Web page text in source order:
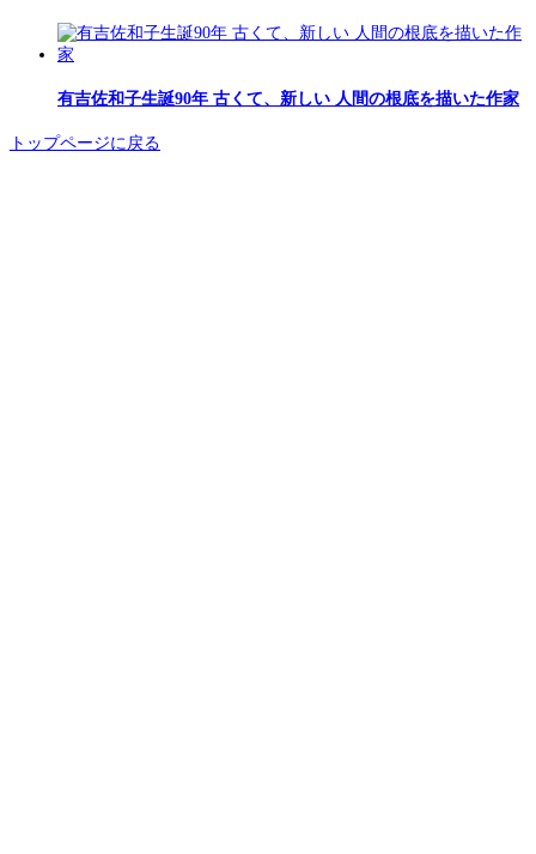
有吉佐和子生誕90年 古くて、新しい 人間の根底を描いた作家
トップページに戻る